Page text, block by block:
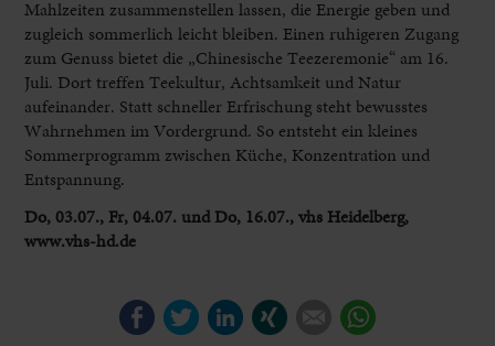
Mahlzeiten zusammenstellen lassen, die Energie geben und
zugleich sommerlich leicht bleiben. Einen ruhigeren Zugang
zum Genuss bietet die „Chinesische Teezeremonie“ am 16.
Juli. Dort treffen Teekultur, Achtsamkeit und Natur
aufeinander. Statt schneller Erfrischung steht bewusstes
Wahrnehmen im Vordergrund. So entsteht ein kleines
Sommerprogramm zwischen Küche, Konzentration und
Entspannung.
Do, 03.07., Fr, 04.07. und Do, 16.07., vhs Heidelberg,
www.vhs-hd.de
FacebookTwitterLinkedIn E-mail